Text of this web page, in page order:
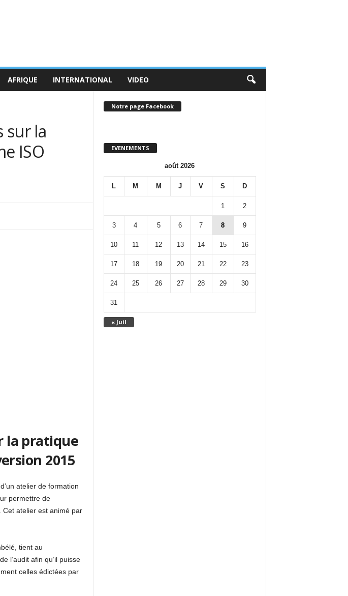
AFRIQUE INTERNATIONAL VIDEO
sur la
ISO
la pratique
2015
atelier de formation
permettre de
Cet atelier est animé par
tient au
l’audit afin qu’il puisse
celles édictées par
Notre page Facebook
EVENEMENTS
août 2026
L M M J V S D
« Juil
1 2
3 4 5 6 7 8 9
10 11 12 13 14 15 16
17 18 19 20 21 22 23
24 25 26 27 28 29 30
31